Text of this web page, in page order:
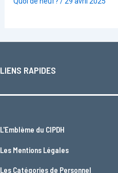
LIENS RAPIDES
L'Emblème du CIPDH
Les Mentions Légales
Les Catégories de Personnel